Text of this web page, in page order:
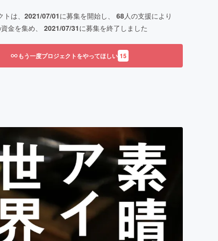
は、 2021/07/01に募集を開始し、 68人の支援により
金を集め、 2021/07/31に募集を終了しました
もう一度プロジェクトをやってほしい 15